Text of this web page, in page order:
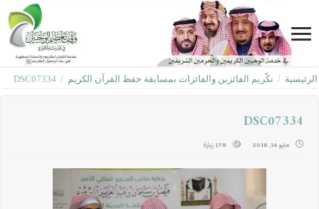
الرئيسية / تكّريم الفائزين والفائزات بمسابقة حفظ القرآن الكريم /
DSC07334
DSC07334
مايو 14, 2018 178 زيارة